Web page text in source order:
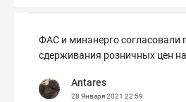
ФАС и минэнерго согласовали
сдерживания розничных цен
Antares
28 Января 2021 22:59